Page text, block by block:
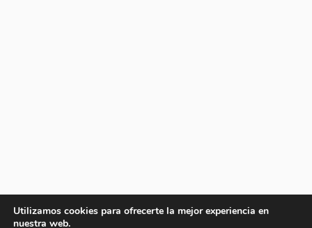
Utilizamos cookies para ofrecerte la mejor experiencia en
nuestra web.